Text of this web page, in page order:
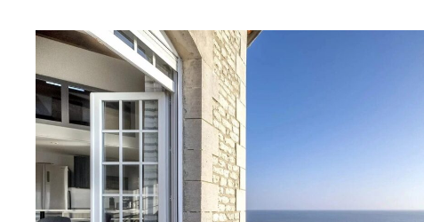
Architektura
Designové doplňky
Interiéry & prohlídky
Zahrada
Móda